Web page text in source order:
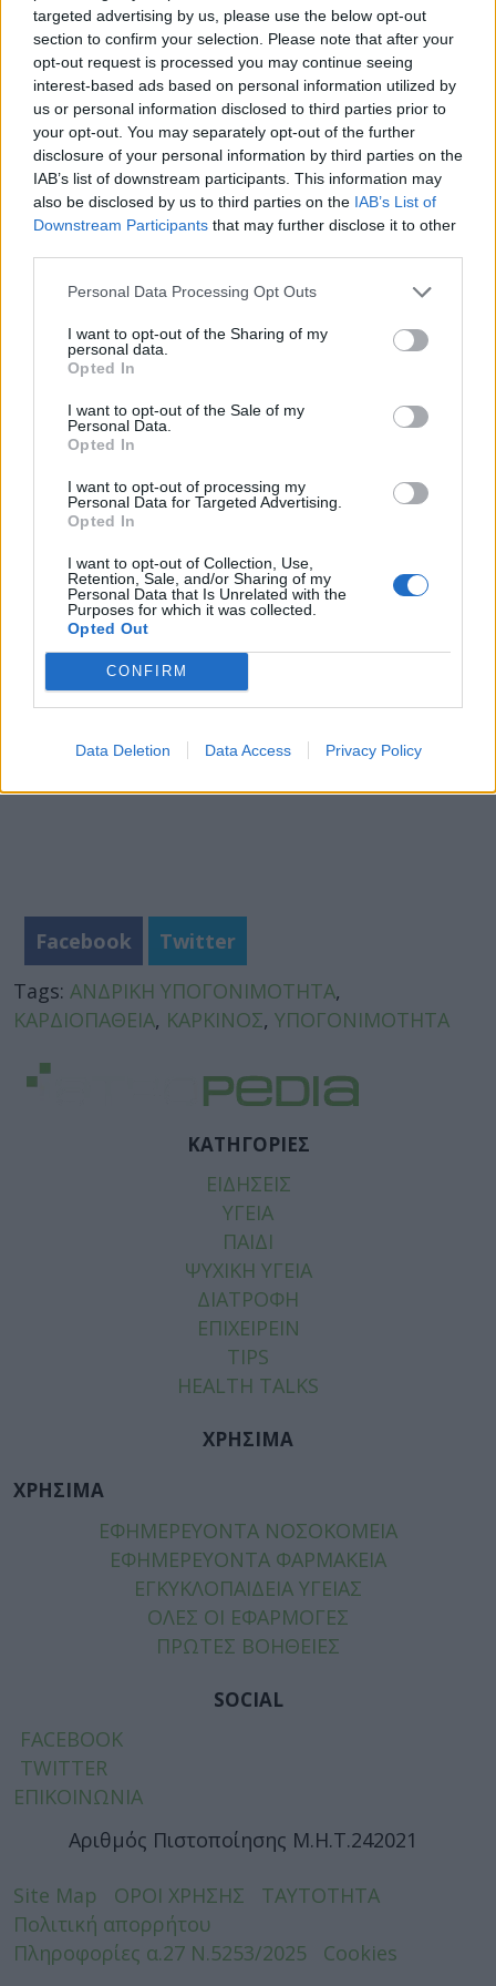
targeted advertising by us, please use the below opt-out
section to confirm your selection. Please note that after your
opt-out request is processed you may continue seeing
interest-based ads based on personal information utilized by
us or personal information disclosed to third parties prior to
your opt-out. You may separately opt-out of the further
disclosure of your personal information by third parties on the
IAB’s list of downstream participants. This information may
also be disclosed by us to third parties on the IAB’s List of
Downstream Participants that may further disclose it to other
Personal Data Processing Opt Outs
I want to opt-out of the Sharing of my
personal data.
Opted In
I want to opt-out of the Sale of my
Personal Data.
Opted In
I want to opt-out of processing my
Personal Data for Targeted Advertising.
Opted In
I want to opt-out of Collection, Use,
Retention, Sale, and/or Sharing of my
Personal Data that Is Unrelated with the
Purposes for which it was collected.
Opted Out
CONFIRM
Data Deletion Data Access Privacy Policy
Τι λένε οι ερευνητές
Οι ερευνητές επισημαίνουν πως τα ευρήματά
τους δεν σημαίνουν ότι η ανδρική
υπογονιμότητα προκαλεί καρκίνο. Είναι όμως
πολύ πιθανό να αποτελεί ένδειξη άγνωστων,
υποκείμενων προβλημάτων υγείας.
Οι επιστήμονες τονίζουν ακόμα πως παρότι
ήταν αυξημένα τα ποσοστό του καρκίνου στους
άνδρες με φτωχή ποιότητα σπέρματος, ο
άνδρες.
με υπογονιμότητα καλό είναι να
παρακολουθούν προληπτικά την υγεία τους και
μετά την απόκτηση παιδιού, δήλωσε ο
ερευνητής Dr. Michael Kitlinski, από το Τμήμα
Αναπαραγωγικής Ιατρικής του Πανεπιστημίου
Φωτογραφία: iStock
Facebook
Twitter
Tags: ΑΝΔΡΙΚΗ ΥΠΟΓΟΝΙΜΟΤΗΤΑ,
ΚΑΡΔΙΟΠΑΘΕΙΑ, ΚΑΡΚΙΝΟΣ, ΥΠΟΓΟΝΙΜΟΤΗΤΑ
ΚΑΤΗΓΟΡΙΕΣ
ΕΙΔΗΣΕΙΣ
ΥΓΕΙΑ
ΠΑΙΔΙ
ΨΥΧΙΚΗ ΥΓΕΙΑ
ΔΙΑΤΡΟΦΗ
ΕΠΙΧΕΙΡΕΙΝ
TIPS
HEALTH TALKS
ΧΡΗΣΙΜΑ
ΧΡΗΣΙΜΑ
ΕΦΗΜΕΡΕΥΟΝΤΑ ΝΟΣΟΚΟΜΕΙΑ
ΕΦΗΜΕΡΕΥΟΝΤΑ ΦΑΡΜΑΚΕΙΑ
ΕΓΚΥΚΛΟΠΑΙΔΕΙΑ ΥΓΕΙΑΣ
ΟΛΕΣ ΟΙ ΕΦΑΡΜΟΓΕΣ
ΠΡΩΤΕΣ ΒΟΗΘΕΙΕΣ
SOCIAL
FACEBOOK
TWITTER
ΕΠΙΚΟΙΝΩΝΙΑ
Αριθμός Πιστοποίησης Μ.Η.Τ.242021
Site Map ΟΡΟΙ ΧΡΗΣΗΣ
ΤΑΥΤΟΤΗΤΑ
Πολιτική απορρήτου
Πληροφορίες α.27 Ν.5253/2025
Cookies